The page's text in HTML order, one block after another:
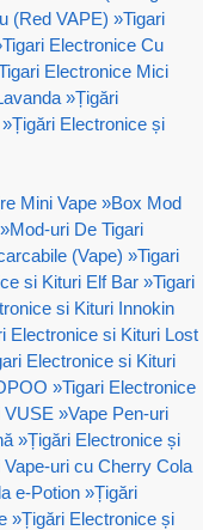
(Red VAPE) »Tigari
Tigari Electronice Cu
Electronice Mici
»Țigări
»Țigări Electronice și
Mini Vape »Box Mod
»Mod-uri De Tigari
(Vape) »Tigari
si Kituri Elf Bar »Tigari
si Kituri Innokin
Electronice si Kituri Lost
Electronice si Kituri
»Tigari Electronice
VUSE »Vape Pen-uri
»Țigări Electronice și
uri cu Cherry Cola
e-Potion »Țigări
»Țigări Electronice și